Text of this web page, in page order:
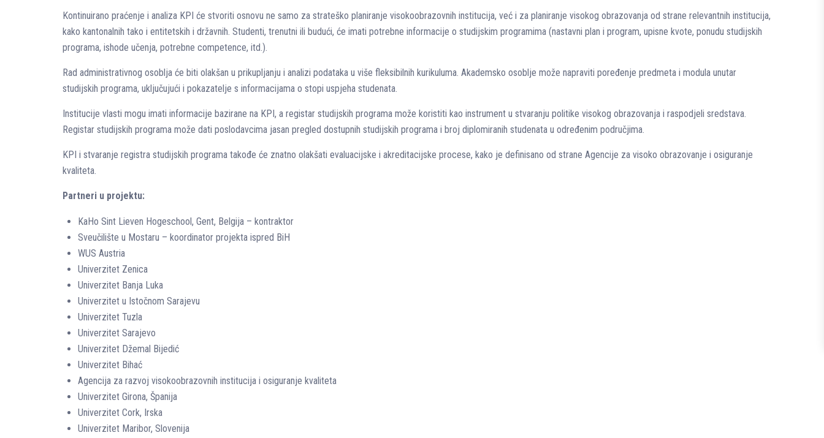
Kontinuirano praćenje i analiza KPI će stvoriti osnovu ne samo za strateško planiranje visokoobrazovnih institucija, već i za planiranje visokog obrazovanja od strane relevantnih institucija,
kako kantonalnih tako i entitetskih i državnih. Studenti, trenutni ili budući, će imati potrebne informacije o studijskim programima (nastavni plan i program, upisne kvote, ponudu studijskih
programa, ishode učenja, potrebne competence, itd.).
Rad administrativnog osoblja će biti olakšan u prikupljanju i analizi podataka u više fleksibilnih kurikuluma. Akademsko osoblje može napraviti poređenje predmeta i modula unutar
studijskih programa, uključujući i pokazatelje s informacijama o stopi uspjeha studenata.
Institucije vlasti mogu imati informacije bazirane na KPI, a registar studijskih programa može koristiti kao instrument u stvaranju politike visokog obrazovanja i raspodjeli sredstava.
Registar studijskih programa može dati poslodavcima jasan pregled dostupnih studijskih programa i broj diplomiranih studenata u određenim područjima.
KPI i stvaranje registra studijskih programa takođe će znatno olakšati evaluacijske i akreditacijske procese, kako je definisano od strane Agencije za visoko obrazovanje i osiguranje
kvaliteta.
Partneri u projektu:
KaHo Sint Lieven Hogeschool, Gent, Belgija – kontraktor
Sveučilište u Mostaru – koordinator projekta ispred BiH
WUS Austria
Univerzitet Zenica
Univerzitet Banja Luka
Univerzitet u Istočnom Sarajevu
Univerzitet Tuzla
Univerzitet Sarajevo
Univerzitet Džemal Bijedić
Univerzitet Bihać
Agencija za razvoj visokoobrazovnih institucija i osiguranje kvaliteta
Univerzitet Girona, Španija
Univerzitet Cork, Irska
Univerzitet Maribor, Slovenija